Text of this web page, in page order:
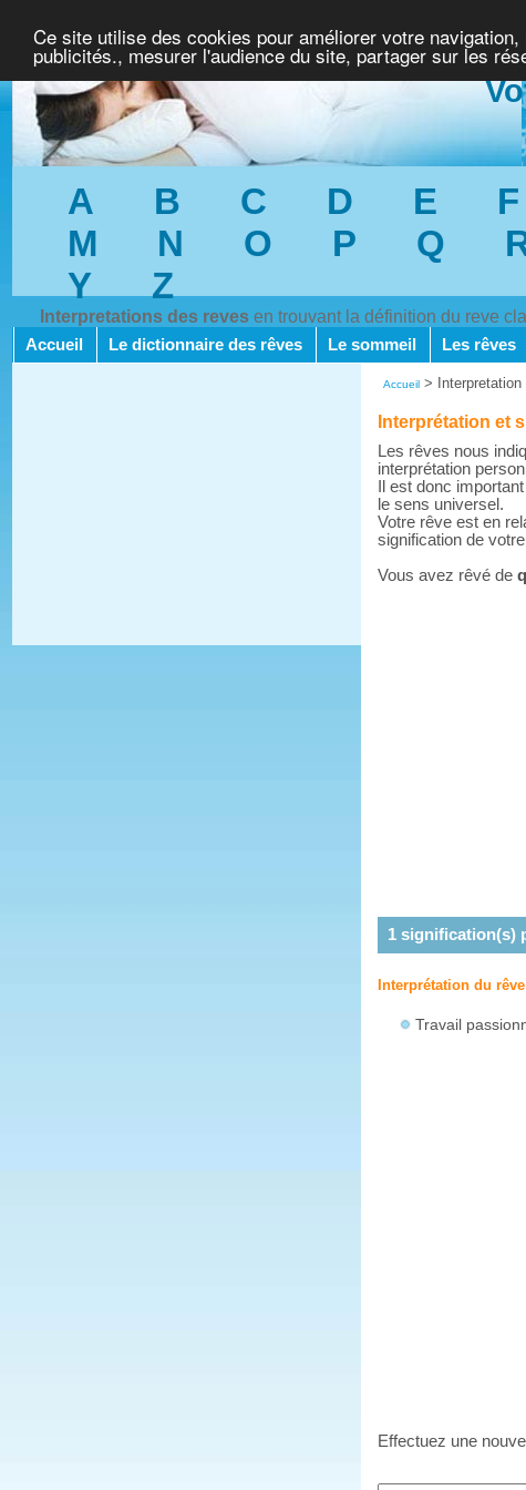
Ce site utilise des cookies pour améliorer votre
publicités., mesurer l'audience du site, partager sur les
A B C D E F
M
N O P Q
Y
Z
Interpretations des reves en trouvant la définition du reve
Accueil Le dictionnaire des rêves Le sommeil Les rêves
Accueil >
Interprétation et
Les rêves nous
interprétation
Il est donc
le sens universel.
Votre rêve est en
signification de
Vous avez rêvé de
1signification(s)
Interprétation du
Travail
Effectuez une